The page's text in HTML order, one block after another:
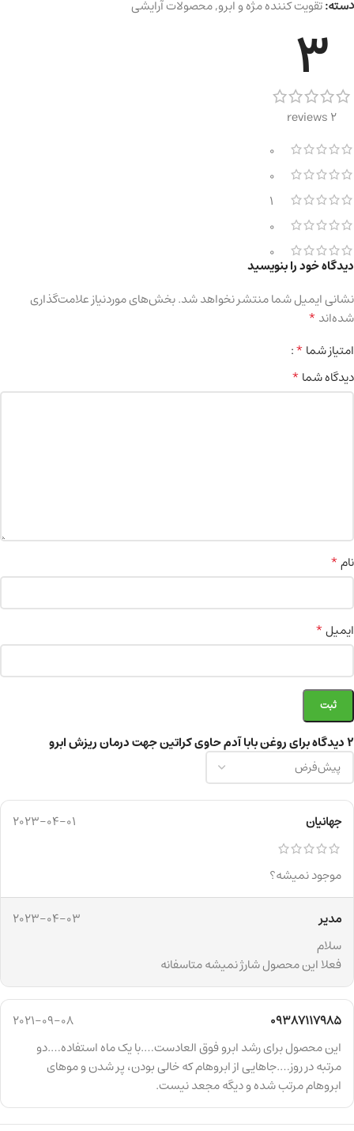
دسته:تقویت کننده مژه و ابرو,محصولات آرایشی
3
2 reviews
0
0
1
0
0
2 دیدگاه برای روغن بابا آدم حاوی کراتین جهت درمان ریزش ابرو
جهانیان 2023-04-01
موجود نمیشه؟
مدیر
2023-04-03
سلام
فعلا این محصول شارژ نمیشه متاسفانه
09387117985
2021-09-08
این محصول برای رشد ابرو فوق العادست….با یک ماه استفاده….دو
مرتبه در روز….جاهایی از ابروهام که خالی بودن، پر شدن و موهای
ابروهام مرتب شده و دیگه مجعد نیست.
دیدگاه خود را بنویسید
نشانی ایمیل شما منتشر نخواهد شد.بخش‌های موردنیاز علامت‌گذاری
شده‌اند*
امتیاز شما*
دیدگاه شما*
نام*
ایمیل*